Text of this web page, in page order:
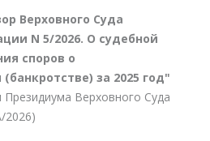
Верховного Суда
N 5/2026. О судебной
споров о
за 2025 год"
Верховного Суда
2026)